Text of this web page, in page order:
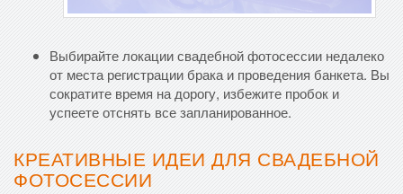
Выбирайте локации свадебной фотосессии недалеко
от места регистрации брака и проведения банкета. Вы
сократите время на дорогу, избежите пробок и
успеете отснять все запланированное.
КРЕАТИВНЫЕ ИДЕИ ДЛЯ СВАДЕБНОЙ
ФОТОСЕССИИ